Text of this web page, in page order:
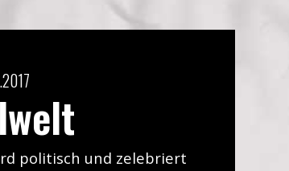
politisch und zelebriert